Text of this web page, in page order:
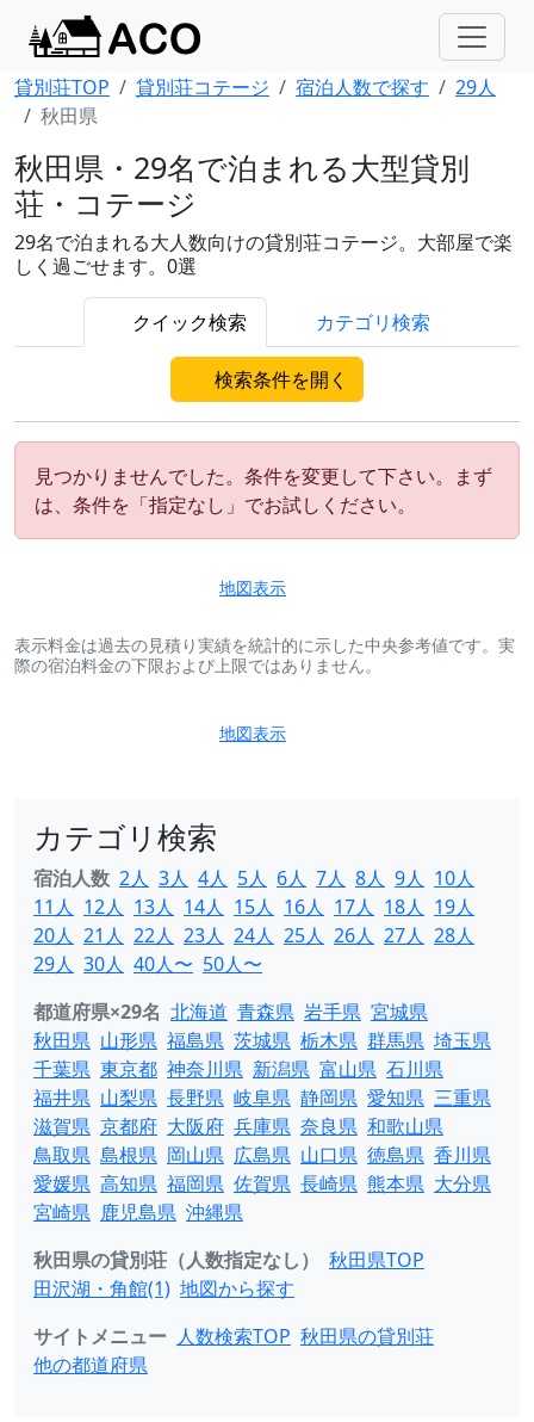
貸別荘TOP 貸別荘コテージ 宿泊人数で探す
29人
秋田県
秋田県・29名で泊まれる大型貸別
荘・コテージ
29名で泊まれる大人数向けの貸別荘コテージ。大部屋で楽
しく過ごせます。0選
クイック検索 カテゴリ検索
検索条件を開く
見つかりませんでした。条件を変更して下さい。まず
は、条件を「指定なし」でお試しください。
地図表示
表示料金は過去の見積り実績を統計的に示した中央参考値です。実
際の宿泊料金の下限および上限ではありません。
地図表示
カテゴリ検索
宿泊人数 2人 3人 4人 5人 6人 7人 8人 9人 10人
11人 12人 13人 14人 15人 16人 17人 18人 19人
20人 21人 22人 23人 24人 25人 26人 27人 28人
29人 30人 40人〜 50人〜
都道府県×29名 北海道 青森県 岩手県 宮城県
秋田県 山形県 福島県 茨城県 栃木県 群馬県 埼玉県
千葉県 東京都 神奈川県 新潟県 富山県 石川県
福井県 山梨県 長野県 岐阜県 静岡県 愛知県 三重県
滋賀県 京都府 大阪府 兵庫県 奈良県 和歌山県
鳥取県 島根県 岡山県 広島県 山口県 徳島県 香川県
愛媛県 高知県 福岡県 佐賀県 長崎県 熊本県 大分県
宮崎県 鹿児島県 沖縄県
秋田県の貸別荘（人数指定なし）
秋田県TOP
田沢湖・角館(1) 地図から探す
サイトメニュー 人数検索TOP 秋田県の貸別荘
他の都道府県